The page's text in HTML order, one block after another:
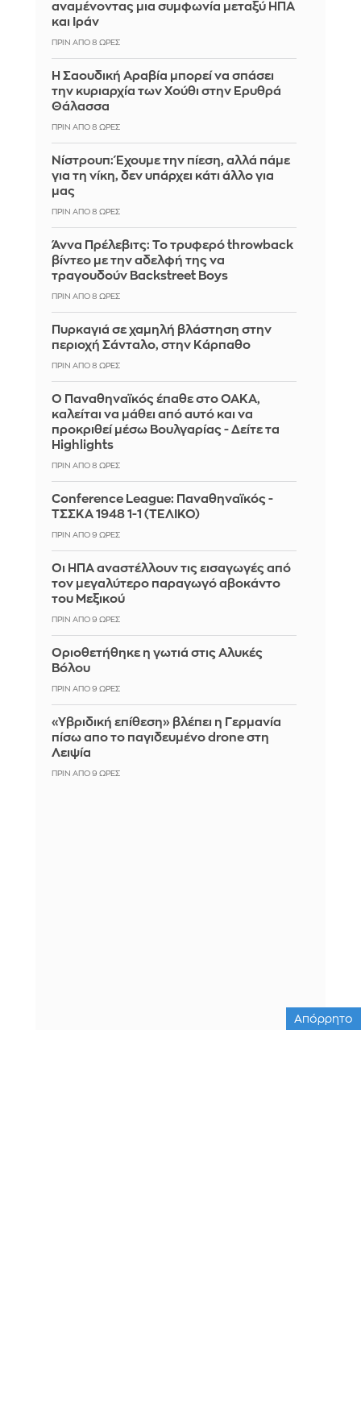
αναμένοντας μια συμφωνία μεταξύ ΗΠΑ
και Ιράν
ΠΡΙΝ ΑΠΌ 8 ΏΡΕΣ
Η Σαουδική Αραβία μπορεί να σπάσει
την κυριαρχία των Χούθι στην Ερυθρά
Θάλασσα
ΠΡΙΝ ΑΠΌ 8 ΏΡΕΣ
Νίστρουπ: Έχουμε την πίεση, αλλά πάμε
για τη νίκη, δεν υπάρχει κάτι άλλο για
μας
ΠΡΙΝ ΑΠΌ 8 ΏΡΕΣ
Άννα Πρέλεβιτς: Το τρυφερό throwback
βίντεο με την αδελφή της να
τραγουδούν Backstreet Boys
ΠΡΙΝ ΑΠΌ 8 ΏΡΕΣ
Πυρκαγιά σε χαμηλή βλάστηση στην
περιοχή Σάνταλο, στην Κάρπαθο
ΠΡΙΝ ΑΠΌ 8 ΏΡΕΣ
Ο Παναθηναϊκός έπαθε στο ΟΑΚΑ,
καλείται να μάθει από αυτό και να
προκριθεί μέσω Βουλγαρίας - Δείτε τα
Highlights
ΠΡΙΝ ΑΠΌ 8 ΏΡΕΣ
Conference League: Παναθηναϊκός -
ΤΣΣΚΑ 1948 1-1 (ΤΕΛΙΚΟ)
ΠΡΙΝ ΑΠΌ 9 ΏΡΕΣ
Οι ΗΠΑ αναστέλλουν τις εισαγωγές από
τον μεγαλύτερο παραγωγό αβοκάντο
του Μεξικού
ΠΡΙΝ ΑΠΌ 9 ΏΡΕΣ
Οριοθετήθηκε η γωτιά στις Αλυκές
Βόλου
ΠΡΙΝ ΑΠΌ 9 ΏΡΕΣ
«Υβριδική επίθεση» βλέπει η Γερμανία
πίσω απο το παγιδευμένο drone στη
Λειψία
ΠΡΙΝ ΑΠΌ 9 ΏΡΕΣ
Απόρρητο